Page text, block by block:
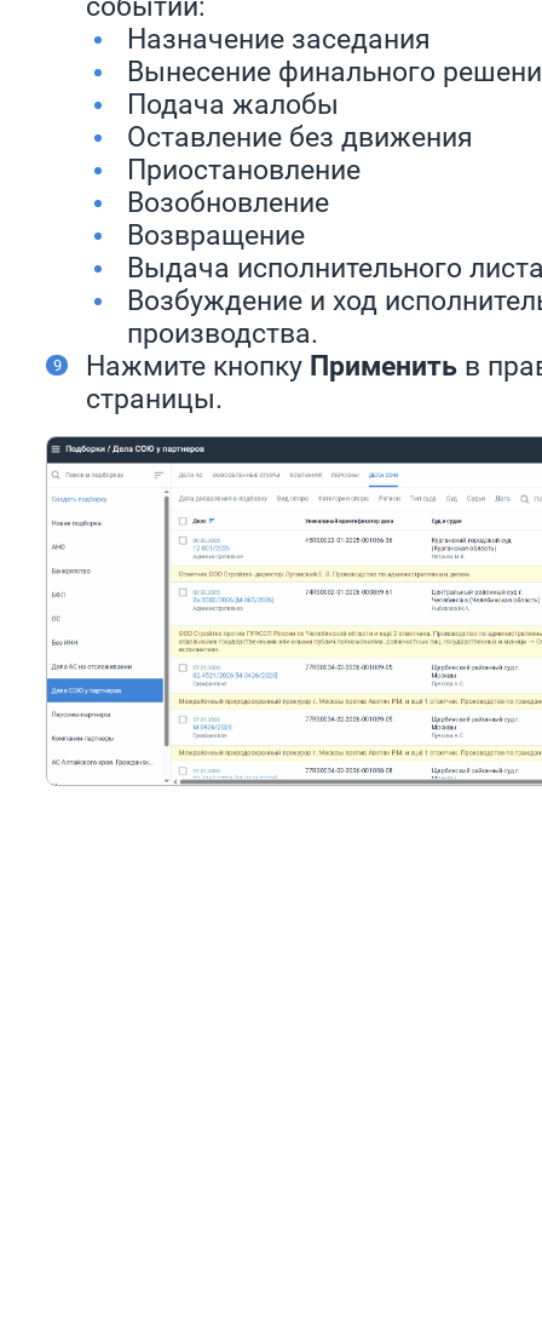
Назначение заседания
Вынесение финального
Подача жалобы
Оставление без движения
Приостановление
Возобновление
Возвращение
Выдача исполнительного
Возбуждение и ход
производства.
Нажмите кнопку Применить в
страницы.